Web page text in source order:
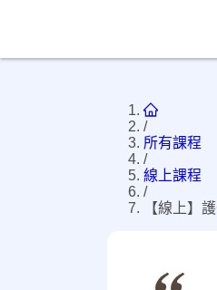
/
所有課程
/
線上課程
/
【線上】